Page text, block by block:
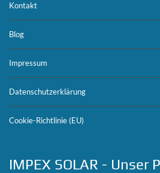
Kontakt
Blog
Impressum
Datenschutzerklärung
Cookie-Richtlinie (EU)
IMPEX SOLAR - Unser